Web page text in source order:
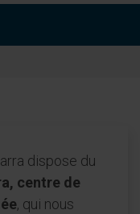
dispose du
centre de
, qui nous